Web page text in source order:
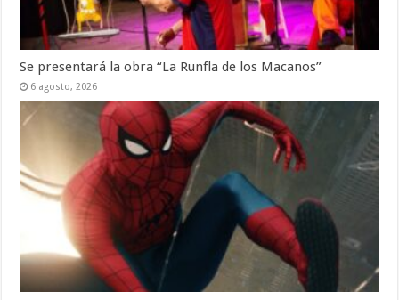
Se presentará la obra “La Runfla de los Macanos”
6 agosto, 2026